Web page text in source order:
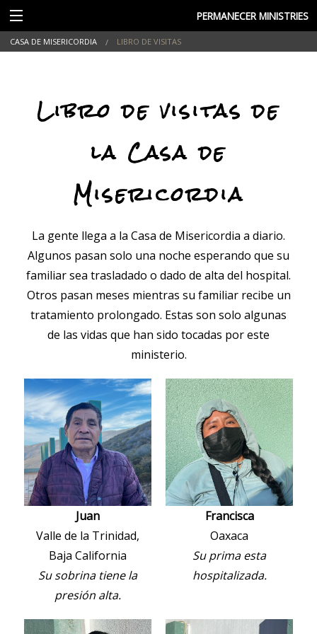
PERMANECER MINISTRIES
CASA DE MISERICORDIA LIBRO DE VISITAS
Libro de visitas de
la Casa de
Misericordia
La gente llega a la Casa de Misericordia a diario.
Algunos pasan solo una noche esperando que su
familiar sea trasladado o dado de alta del hospital.
Otros pasan meses mientras su familiar recibe un
tratamiento prolongado. Estas son solo algunas
de las vidas que han sido tocadas por este
ministerio.
Juan
Valle de la Trinidad,
Baja California
Su sobrina tiene la
presión alta.
Francisca
Oaxaca
Su prima esta
hospitalizada.